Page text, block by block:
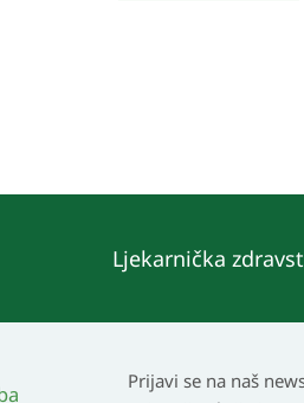
Ljekarnička
Prijavi se na naš